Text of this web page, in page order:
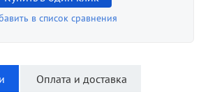
в список сравнения
Оплата и доставка